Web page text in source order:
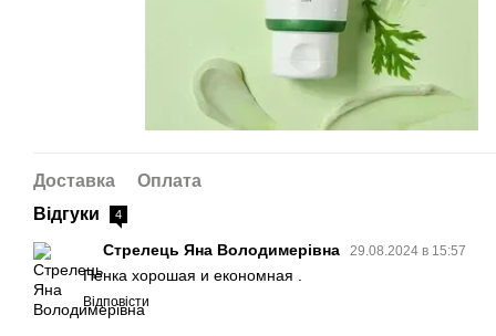
Доставка
Оплата
Відгуки
4
Стрелець Яна Володимерівна 29.08.2024 в 15:57
Пенка хорошая и економная .
Відповісти